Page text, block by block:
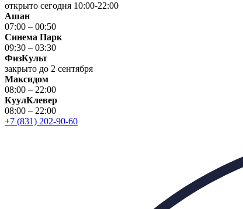
открыто сегодня 10:00-22:00
Ашан
07:00 – 00:50
Синема Парк
09:30 – 03:30
ФизКульт
закрыто до 2 сентября
Максидом
08:00 – 22:00
КуулКлевер
08:00 – 22:00
+7 (831) 202-90-60